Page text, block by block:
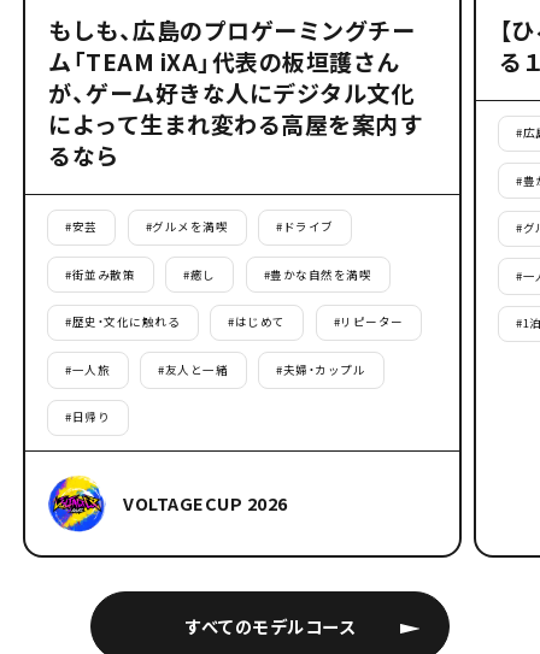
すべてのモデルコース
もしも、広島のプロゲーミングチー
ム「TEAM iXA」代表の板垣護さん
が、ゲーム好きな人にデジタル文化
によって生まれ変わる高屋を案内す
るなら
#安芸 #グルメを満喫 # ドライブ
#街並み散策 #癒し #豊かな自然を満喫
#歴史・文化に触れる #はじめて #リピーター
#一人旅 #友人と一緒 #夫婦・カップル
#日帰り
VOLTAGECUP 2026
【
る
#広
#豊
#グ
#一
#1